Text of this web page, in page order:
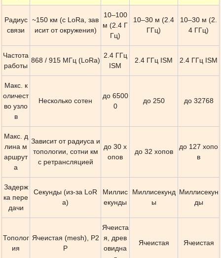
Радиус
связи
~150 км (с LoRa, зав
исит от окружения)
10–100
м (2.4 Г
Гц)
10–30 м (2.4
ГГц)
10–30 м (2.
4 ГГц)
Частота
работы
868 / 915 МГц (LoRa)
2.4 ГГц
ISM
2.4 ГГц ISM 2.4 ГГц ISM
Макс. к
оличест
во узло
в
Несколько сотен
до 6500
0
до 250 до 32768
Макс. д
лина м
аршрут
а
Зависит от радиуса и
топологии, сотни км
с ретрансляцией
до 30 х
опов
до 32 хопов
до 127 хопо
в
Задерж
ка пере
дачи
Секунды (из-за LoR
a)
Миллис
екунды
Миллисекунд
ы
Миллисекун
ды
Тополог
ия
Ячеистая (mesh), P2
P
Ячеиста
я, древ
овидна
Ячеистая Ячеистая